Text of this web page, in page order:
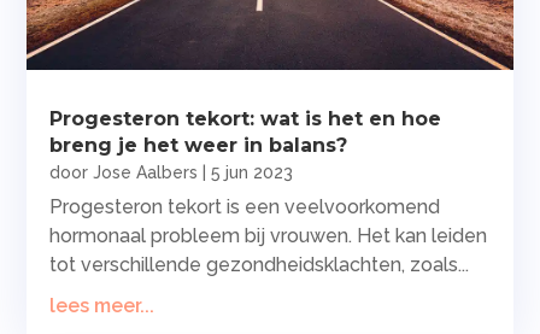
Progesteron tekort: wat is het en hoe
breng je het weer in balans?
doorJose Aalbers |5 jun 2023
Progesteron tekort is een veelvoorkomend
hormonaal probleem bij vrouwen. Het kan leiden
tot verschillende gezondheidsklachten, zoals...
lees meer...